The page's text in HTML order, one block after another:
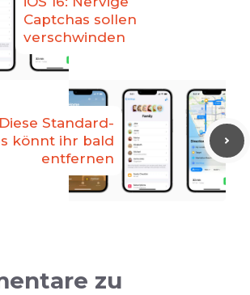
Captchas sollen
verschwinden
Diese Standard-
könnt ihr bald
entfernen
zu